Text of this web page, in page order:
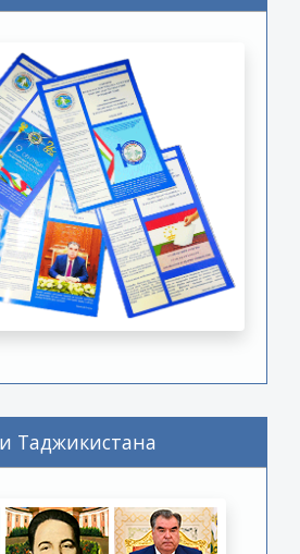
Таджикистана